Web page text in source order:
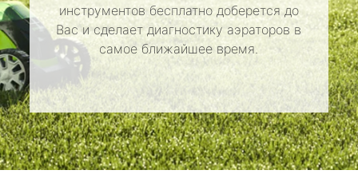
инструментов бесплатно доберется до
Вас и сделает диагностику аэраторов в
самое ближайшее время.